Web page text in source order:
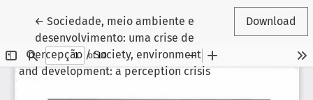
←Return to Article Details
Sociedade, meio ambiente e
desenvolvimento: uma crise de
percepção / Society, environment
and development: a perception crisis
Download